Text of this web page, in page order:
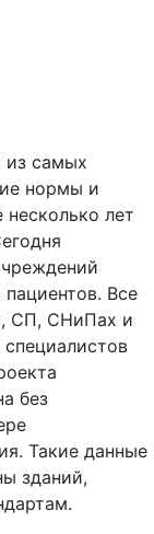
из самых
нормы и
лет
Все
СП, СНиПах и
без
Такие данные
зданий,